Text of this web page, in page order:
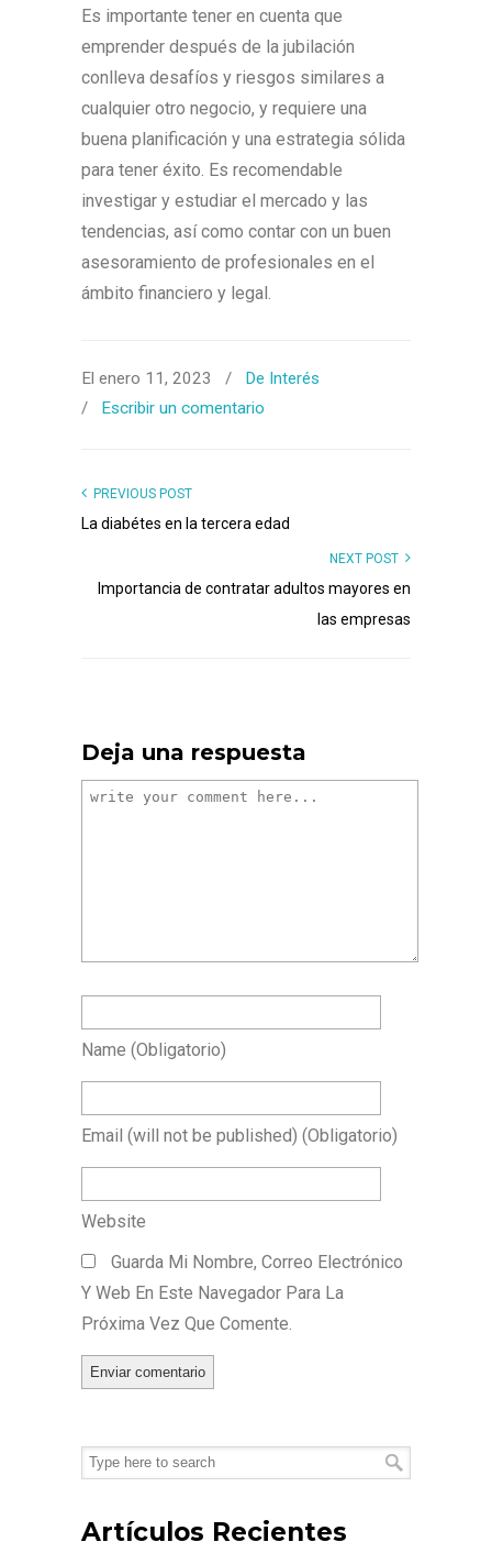
Es importante tener en cuenta que
emprender después de la jubilación
conlleva desafíos y riesgos similares a
cualquier otro negocio, y requiere una
buena planificación y una estrategia sólida
para tener éxito. Es recomendable
investigar y estudiar el mercado y las
tendencias, así como contar con un buen
asesoramiento de profesionales en el
ámbito financiero y legal.
El enero 11, 2023 /
De Interés
/ Escribir un comentario
PREVIOUS POST
La diabétes en la tercera edad
NEXT POST
Importancia de contratar adultos mayores en
las empresas
Deja una respuesta
Name (obligatorio)
Email (will not be published) (obligatorio)
Website
Guarda Mi Nombre, Correo Electrónico
Y Web En Este Navegador Para La
Próxima Vez Que Comente.
Artículos Recientes